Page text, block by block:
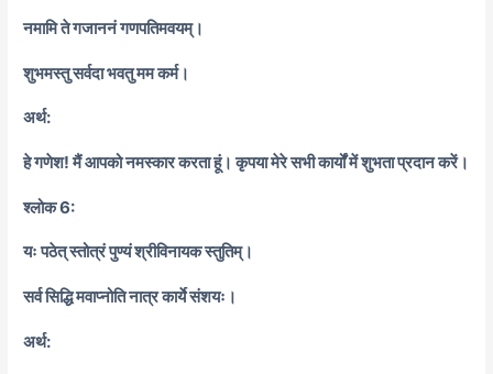
नमामि ते गजाननं गणपतिमवयम्।
शुभमस्तु सर्वदा भवतु मम कर्म।
अर्थ:
हे गणेश! मैं आपको नमस्कार करता हूं। कृपया मेरे सभी कार्यों में शुभता प्रदान करें।
श्लोक 6:
यः पठेत् स्तोत्रं पुण्यं श्रीविनायक स्तुतिम्।
सर्व सिद्धि मवाप्नोति नात्र कार्ये संशयः।
अर्थ: